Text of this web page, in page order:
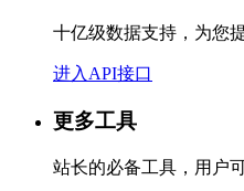
十亿级数据支持，为您
进入API接口
更多工具
站长的必备工具，用户